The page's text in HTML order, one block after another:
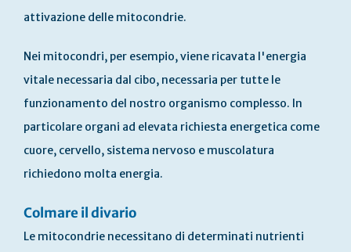
attivazione delle mitocondrie.
Nei mitocondri, per esempio, viene ricavata l'energia
vitale necessaria dal cibo, necessaria per tutte le
funzionamento del nostro organismo complesso. In
particolare organi ad elevata richiesta energetica come
cuore, cervello, sistema nervoso e muscolatura
richiedono molta energia.
Colmare il divario
Le mitocondrie necessitano di determinati nutrienti